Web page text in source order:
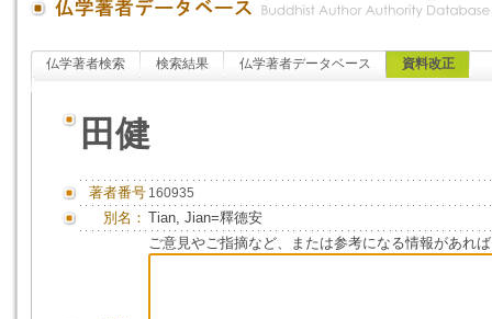
仏学著者検索 検索結果 仏学著者データベース 資料改正
田健
著者番号 160935
別名： Tian, Jian=釋德安
ご意見やご指摘など、または参考になる情報があれ